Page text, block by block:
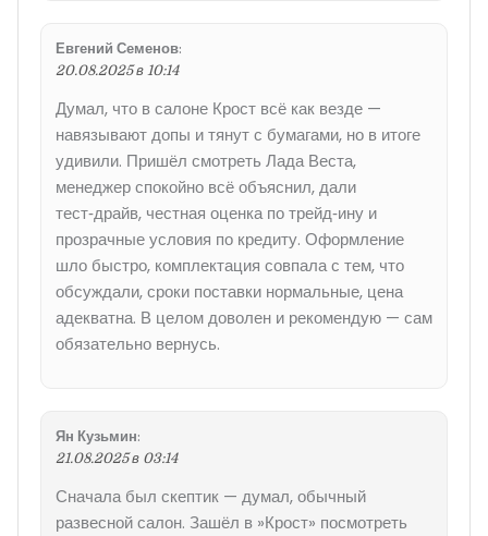
Евгений Семенов:
20.08.2025 в 10:14
Думал, что в салоне Крост всё как везде —
навязывают допы и тянут с бумагами, но в итоге
удивили. Пришёл смотреть Лада Веста,
менеджер спокойно всё объяснил, дали
тест‑драйв, честная оценка по трейд‑ину и
прозрачные условия по кредиту. Оформление
шло быстро, комплектация совпала с тем, что
обсуждали, сроки поставки нормальные, цена
адекватна. В целом доволен и рекомендую — сам
обязательно вернусь.
Ян Кузьмин:
21.08.2025 в 03:14
Сначала был скептик — думал, обычный
развесной салон. Зашёл в »Крост» посмотреть